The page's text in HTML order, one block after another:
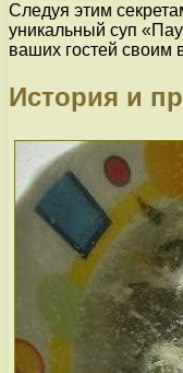
Следуя этим
уникальный суп
ваших гостей своим
История и